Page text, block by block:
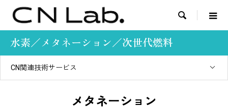

水素／メタネーション／次世代燃料
CN関連技術サービス
メタネーション